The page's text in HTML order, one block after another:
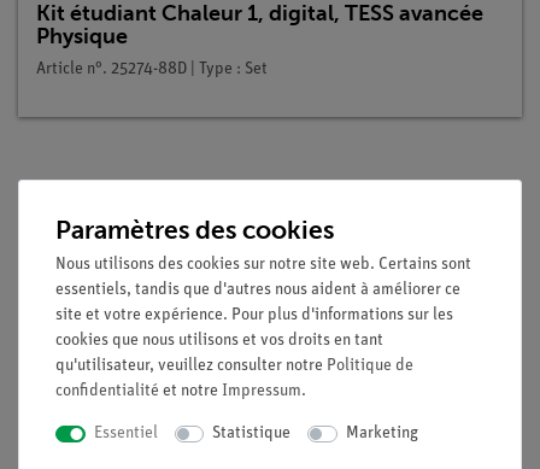
Kit étudiant Chaleur 1, digital, TESS avancée
Physique
Article n°. 25274-88D | Type : Set
La vapeur d'eau est conduite dans un calorimètre contenant
de l'eau froide. À partir de la température du mélange et de
l'augmentation de la masse de l'eau froide, on calcule la
importante que la chaleur spécifique de vaporisation de l'eau,
Paramètres des cookies
Nous utilisons des cookies sur notre site web. Certains sont
essentiels, tandis que d'autres nous aident à améliorer ce
site et votre expérience. Pour plus d'informations sur les
cookies que nous utilisons et vos droits en tant
qu'utilisateur, veuillez consulter notre Politique de
confidentialité et notre Impressum.
Essentiel Statistique Marketing